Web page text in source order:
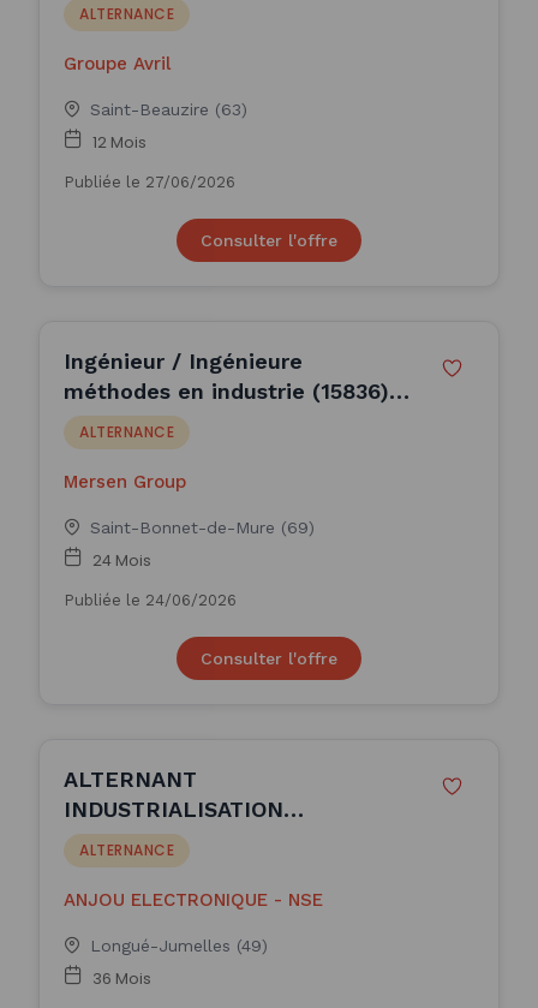
ALTERNANCE
Groupe Avril
Saint-Beauzire (63)
12 Mois
Publiée le 27/06/2026
Consulter l'offre
Ingénieur / Ingénieure
méthodes en industrie (15836)
(H/F)
ALTERNANCE
Mersen Group
Saint-Bonnet-de-Mure (69)
24 Mois
Publiée le 24/06/2026
Consulter l'offre
ALTERNANT
INDUSTRIALISATION
METHODES H/F
ALTERNANCE
ANJOU ELECTRONIQUE - NSE
Longué-Jumelles (49)
36 Mois